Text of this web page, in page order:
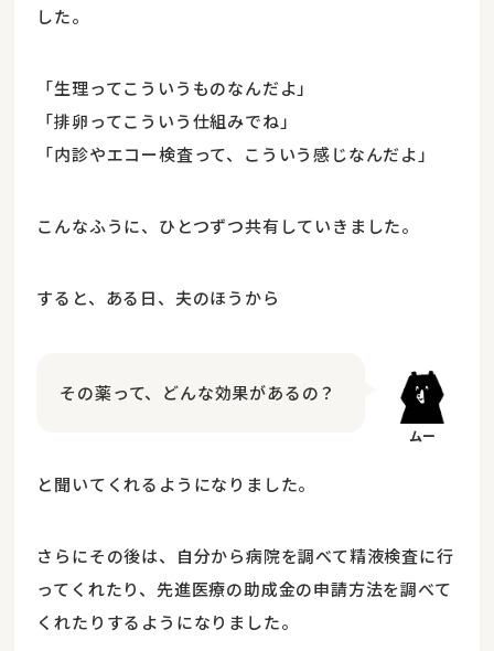
した。
「生理ってこういうものなんだよ」
「排卵ってこういう仕組みでね」
「内診やエコー検査って、こういう感じなんだよ」
こんなふうに、ひとつずつ共有していきました。
すると、ある日、夫のほうから
その薬って、どんな効果があるの？
と聞いてくれるようになりました。
さらにその後は、自分から病院を調べて精液検査に行
ってくれたり、先進医療の助成金の申請方法を調べて
くれたりするようになりました。